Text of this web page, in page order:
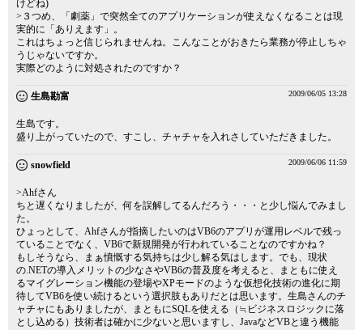
けどね)
>３つめ、「劇薬」で突然全てのアプリケーションが使えなくなることは現
実的に「ありえます」。
これはちょっと信じられませんね。こんなことがおきたら業務が停止しちゃ
うじゃないですか。
実際どのように対処されたのですか？
生島勘富 2009/06/05 13:28
生島です。
盛り上がっていたので、すこし、チャチャを入れさしていただきました。
snowfield 2009/06/06 11:59
>Ahfさん
ちと遅くなりましたが、何を誤解してるんだろう・・・と少し悩んでみまし
た。
ひょっとして、Ahfさんが指摘したいのはVB6のアプリが運用レベルで残っ
ていることでなく、VB6で新規開発が行われていることなのですかね？
もしそうなら、まぁ憤慨する気持ちは少し解る気はします。でも、現状
の.NETの導入メリットの少なさやVB6の普及度を考えると、まともに使え
るマイグレーション機能の登場やXPモードのような仮想化技術の進化に期
待してVB6を使い続けるという選択肢もありだとは思います。生島さんのチ
ャチャにもありましたが、まともにSQLを使える（≒ビジネスロジックに落
とし込める）技術者は確かに少ないと思いますし、JavaなどVBと違う機能